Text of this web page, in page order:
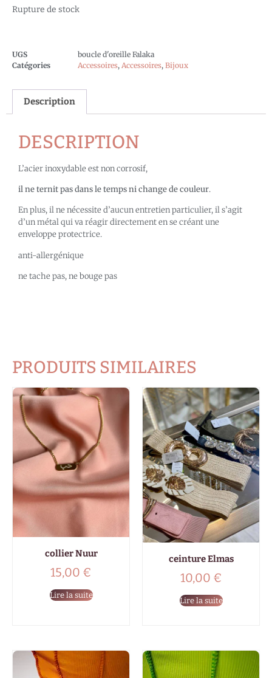
Rupture de stock
UGS
boucle d'oreille Falaka
Catégories
Accessoires, Accessoires, Bijoux
Description
DESCRIPTION
L’acier inoxydable est non corrosif,
il ne ternit pas dans le temps ni change de couleur.
En plus, il ne nécessite d’aucun entretien particulier, il s’agit
d’un métal qui va réagir directement en se créant une
enveloppe protectrice.
anti-allergénique
ne tache pas, ne bouge pas
PRODUITS SIMILAIRES
collier Nuur
15,00 €
Lire la suite
ceinture Elmas
10,00 €
Lire la suite